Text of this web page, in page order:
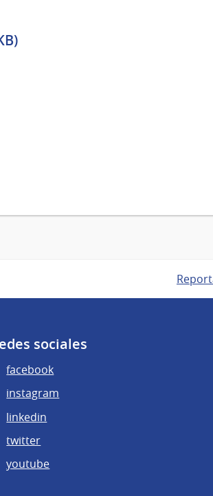
sociales
facebook
instagram
linkedin
twitter
youtube